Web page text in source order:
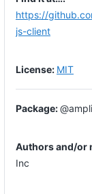
https://
js-client
MIT
Inc